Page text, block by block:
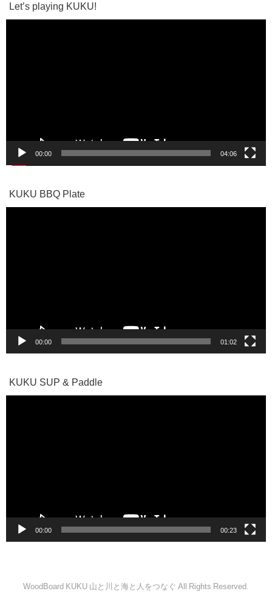
Let’s playing KUKU!
00:00 04:06
KUKU BBQ Plate
00:00 01:02
KUKU SUP & Paddle
00:00 00:23
WoodBoard KUKU 山と川と海と人をつなぐ All Rights Reserved.